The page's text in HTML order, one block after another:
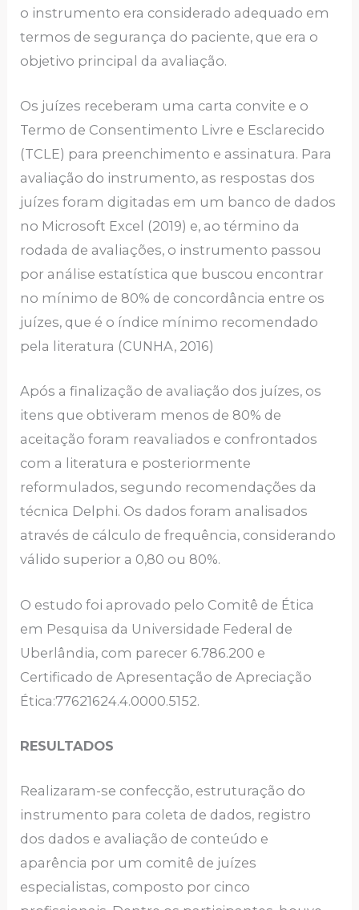
o instrumento era considerado adequado em
termos de segurança do paciente, que era o
objetivo principal da avaliação.
Os juízes receberam uma carta convite e o
Termo de Consentimento Livre e Esclarecido
(TCLE) para preenchimento e assinatura. Para
avaliação do instrumento, as respostas dos
juízes foram digitadas em um banco de dados
no Microsoft Excel (2019) e, ao término da
rodada de avaliações, o instrumento passou
por análise estatística que buscou encontrar
no mínimo de 80% de concordância entre os
juízes, que é o índice mínimo recomendado
pela literatura (CUNHA, 2016)
Após a finalização de avaliação dos juízes, os
itens que obtiveram menos de 80% de
aceitação foram reavaliados e confrontados
com a literatura e posteriormente
reformulados, segundo recomendações da
técnica Delphi. Os dados foram analisados
através de cálculo de frequência, considerando
válido superior a 0,80 ou 80%.
O estudo foi aprovado pelo Comitê de Ética
em Pesquisa da Universidade Federal de
Uberlândia, com parecer 6.786.200 e
Certificado de Apresentação de Apreciação
Ética:77621624.4.0000.5152.
RESULTADOS
Realizaram-se confecção, estruturação do
instrumento para coleta de dados, registro
dos dados e avaliação de conteúdo e
aparência por um comitê de juízes
especialistas, composto por cinco